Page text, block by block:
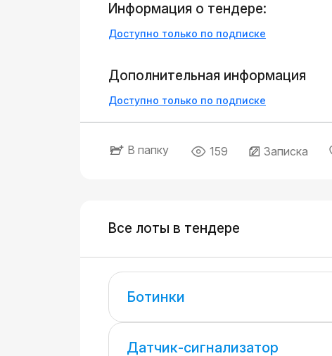
Информация о тендере:
Доступно только по подписке
Дополнительная информация
Доступно только по подписке
В папку 159 Записка
Все лоты в тендере
Ботинки
Датчик-сигнализатор